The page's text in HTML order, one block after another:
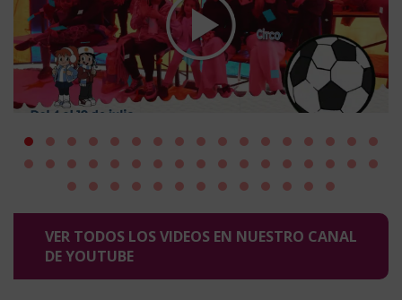
VER TODOS LOS VIDEOS EN NUESTRO CANAL
DE YOUTUBE